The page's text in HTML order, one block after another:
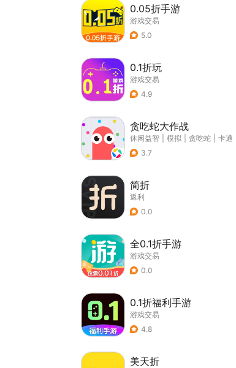
0.05折手游
游戏交易
5.0
0.1折玩
游戏交易
4.9
贪吃蛇大作战
休闲益智 模拟 贪吃蛇
卡通
3.7
简折
返利
0.0
全0.1折手游
游戏交易
0.0
0.1折福利手游
游戏交易
4.8
美天折